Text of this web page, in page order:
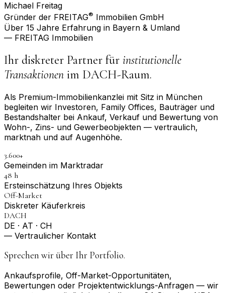
Michael Freitag
Gründer der FREITAG® Immobilien GmbH
Über 15 Jahre Erfahrung in Bayern & Umland
— FREITAG Immobilien
Ihr diskreter Partner für institutionelle
Transaktionen im DACH-Raum.
Als Premium-Immobilienkanzlei mit Sitz in München
begleiten wir Investoren, Family Offices, Bauträger und
Bestandshalter bei Ankauf, Verkauf und Bewertung von
Wohn-, Zins- und Gewerbeobjekten — vertraulich,
marktnah und auf Augenhöhe.
3.600+
Gemeinden im Marktradar
48 h
Erst­einschätzung Ihres Objekts
Off-Market
Diskreter Käuferkreis
DACH
DE · AT · CH
— Vertraulicher Kontakt
Sprechen wir über Ihr Portfolio.
Ankaufsprofile, Off-Market-Opportunitäten,
Bewertungen oder Projektentwicklungs-Anfragen — wir